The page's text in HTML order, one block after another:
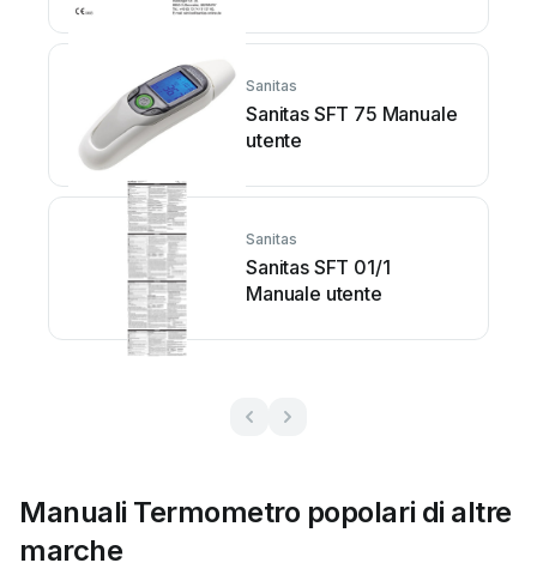
Sanitas
Sanitas SFT 75 Manuale
utente
Sanitas
Sanitas SFT 01/1
Manuale utente
Manuali Termometro popolari di altre
marche